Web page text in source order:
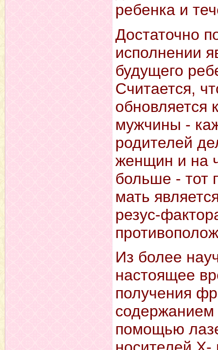
ребенка и
Достаточно
исполнении
будущего
Считается,
обновляется
мужчины -
родителей
женщин и на
больше - тот
мать
резус-
Из более
настоящее
получения
помощью